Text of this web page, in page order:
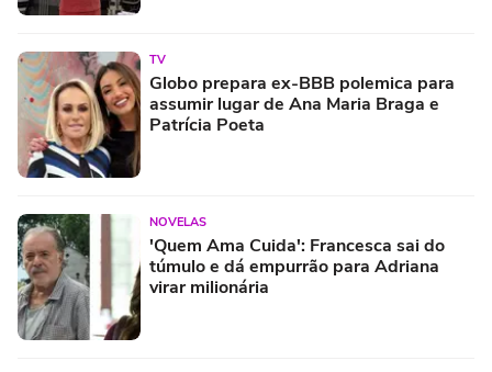
TV
Globo prepara ex-BBB polemica para
assumir lugar de Ana Maria Braga e
Patrícia Poeta
NOVELAS
'Quem Ama Cuida': Francesca sai do
túmulo e dá empurrão para Adriana
virar milionária